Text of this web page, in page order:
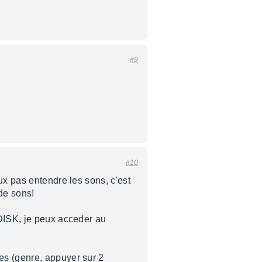
#9
#10
pas entendre les sons, c'est
sons!
je peux acceder au
(genre, appuyer sur 2